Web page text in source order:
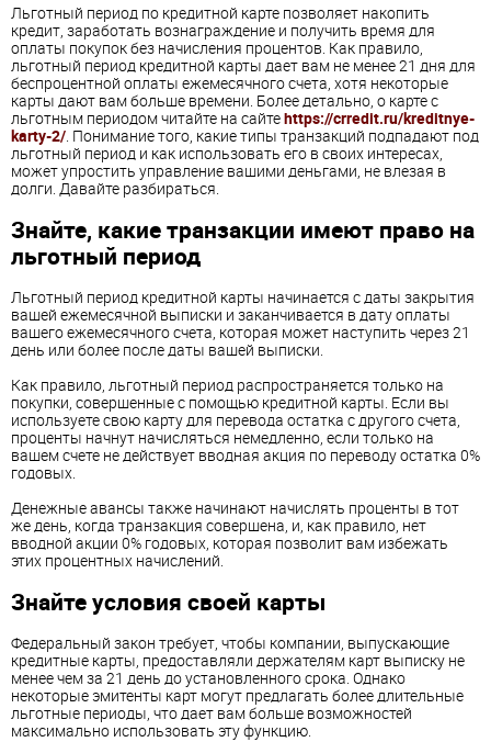
Льготный период по кредитной карте позволяет накопить
кредит, заработать вознаграждение и получить время для
оплаты покупок без начисления процентов. Как правило,
льготный период кредитной карты дает вам не менее 21 дня для
беспроцентной оплаты ежемесячного счета, хотя некоторые
карты дают вам больше времени. Более детально, о карте с
льготным периодом читайте на сайтеhttps://crredit.ru/kreditnye-
karty-2/. Понимание того, какие типы транзакций подпадают под
льготный период и как использовать его в своих интересах,
может упростить управление вашими деньгами, не влезая в
долги. Давайте разбираться.
Знайте, какие транзакции имеют право на
льготный период
Льготный период кредитной карты начинается с даты закрытия
вашей ежемесячной выписки и заканчивается в дату оплаты
вашего ежемесячного счета, которая может наступить через 21
день или более после даты вашей выписки.
Как правило, льготный период распространяется только на
покупки, совершенные с помощью кредитной карты. Если вы
используете свою карту для перевода остатка с другого счета,
проценты начнут начисляться немедленно, если только на
вашем счете не действует вводная акция по переводу остатка 0%
годовых.
Денежные авансы также начинают начислять проценты в тот
же день, когда транзакция совершена, и, как правило, нет
вводной акции 0% годовых, которая позволит вам избежать
этих процентных начислений.
Знайте условия своей карты
Федеральный закон требует, чтобы компании, выпускающие
кредитные карты, предоставляли держателям карт выписку не
менее чем за 21 день до установленного срока. Однако
некоторые эмитенты карт могут предлагать более длительные
льготные периоды, что дает вам больше возможностей
максимально использовать эту функцию.